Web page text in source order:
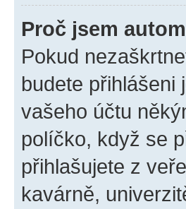
Proč jsem
Pokud
budete přihlášeni
vašeho účtu
políčko, když se
přihlašujete z
kavárně,